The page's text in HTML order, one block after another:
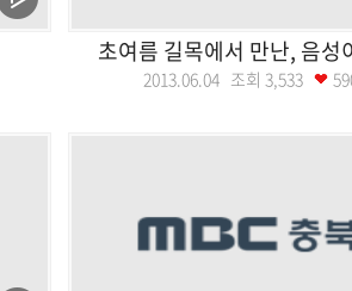
초여름 길목에서 만난, 음성
2013.06.04 조회 3,533